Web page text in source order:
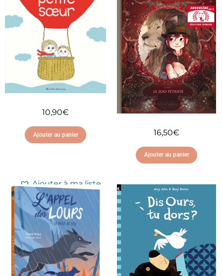
10,90€
Ajouter au panier
Ajouter à ma liste
d'envies
16,50€
Ajouter au panier
Ajouter à ma liste
d'envies